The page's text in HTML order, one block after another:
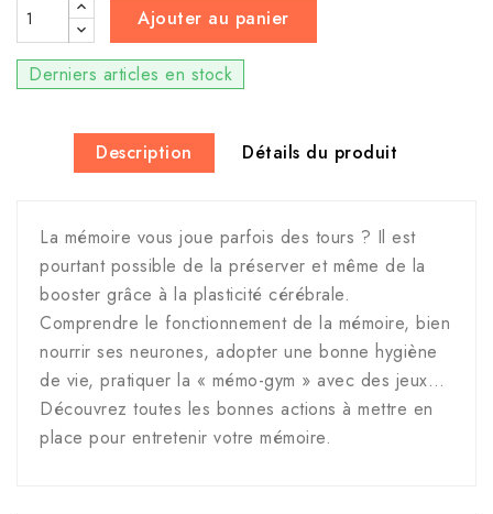
Ajouter au panier
Derniers articles en stock
Description Détails du produit
La mémoire vous joue parfois des tours ? Il est
pourtant possible de la préserver et même de la
booster grâce à la plasticité cérébrale.
Comprendre le fonctionnement de la mémoire, bien
nourrir ses neurones, adopter une bonne hygiène
de vie, pratiquer la « mémo-gym » avec des jeux…
Découvrez toutes les bonnes actions à mettre en
place pour entretenir votre mémoire.